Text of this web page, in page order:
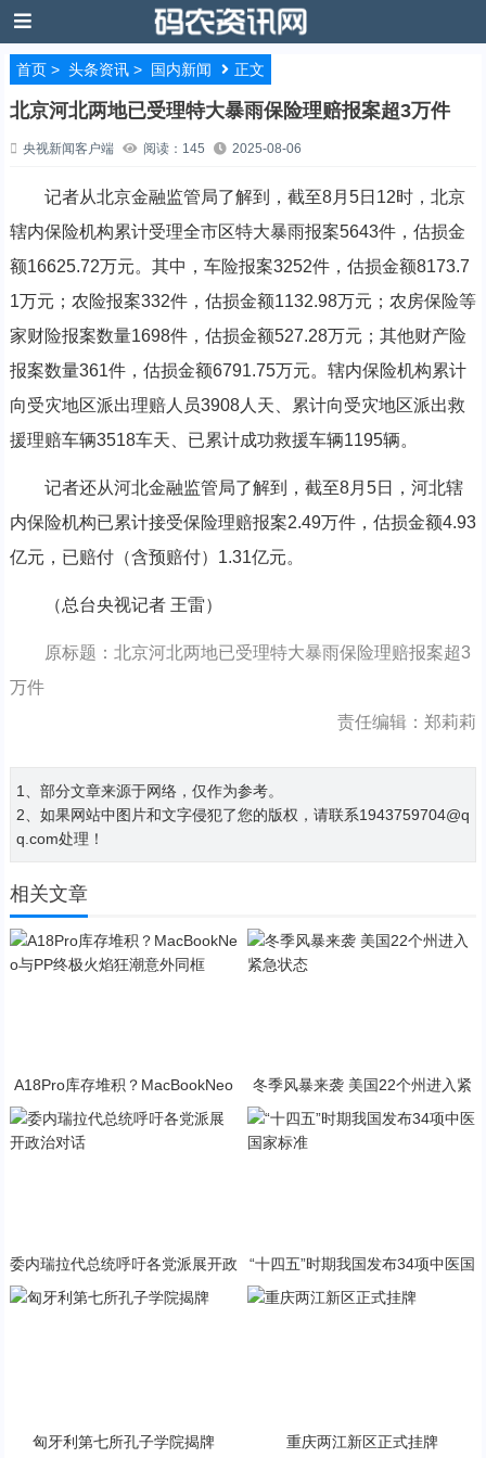
首页> 头条资讯> 国内新闻 正文
北京河北两地已受理特大暴雨保险理赔报案超3万件
央视新闻客户端 阅读：145 2025-08-06
记者从北京金融监管局了解到，截至8月5日12时，北京
辖内保险机构累计受理全市区特大暴雨报案5643件，估损金
额16625.72万元。其中，车险报案3252件，估损金额8173.7
1万元；农险报案332件，估损金额1132.98万元；农房保险等
家财险报案数量1698件，估损金额527.28万元；其他财产险
报案数量361件，估损金额6791.75万元。辖内保险机构累计
向受灾地区派出理赔人员3908人天、累计向受灾地区派出救
援理赔车辆3518车天、已累计成功救援车辆1195辆。
记者还从河北金融监管局了解到，截至8月5日，河北辖
内保险机构已累计接受保险理赔报案2.49万件，估损金额4.93
亿元，已赔付（含预赔付）1.31亿元。
（总台央视记者 王雷）
原标题：北京河北两地已受理特大暴雨保险理赔报案超3
万件
责任编辑：郑莉莉
1、部分文章来源于网络，仅作为参考。
2、如果网站中图片和文字侵犯了您的版权，请联系1943759704@q
q.com处理！
相关文章
A18Pro库存堆积？MacBookNeo
与PP终极火焰狂潮意外同框
冬季风暴来袭 美国22个州进入紧
急状态
委内瑞拉代总统呼吁各党派展开政
“十四五”时期我国发布34项中医国
匈牙利第七所孔子学院揭牌 重庆两江新区正式挂牌